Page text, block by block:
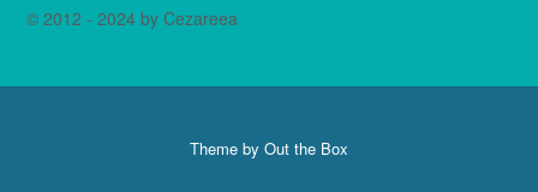
© 2012 - 2024 by Cezareea
Theme by Out the Box